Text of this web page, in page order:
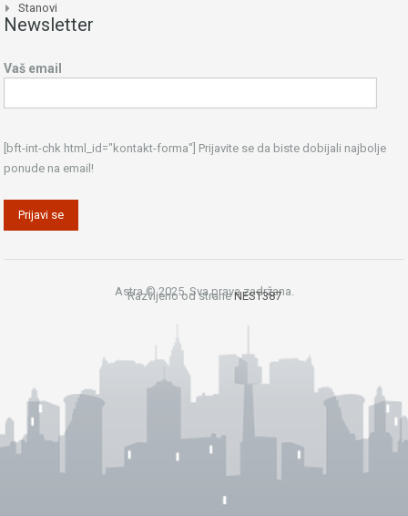
Stanovi
Newsletter
Vaš email
[bft-int-chk html_id="kontakt-forma"] Prijavite se da biste dobijali najbolje
ponude na email!
Astra © 2025. Sva prava zadržana.
Razvijeno od straneNEST387